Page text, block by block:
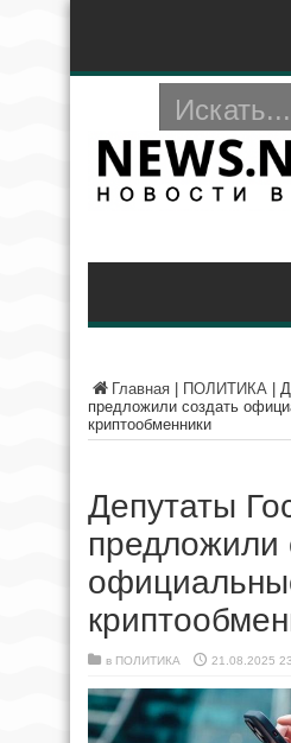
Главная ПОЛИТИКА
предложили создать
криптообменники
Депутаты
предложили
в ПОЛИТИКА 21.08.2025